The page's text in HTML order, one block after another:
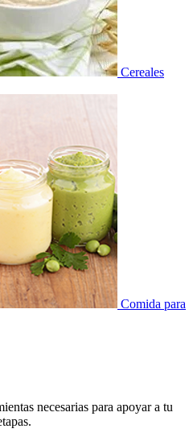
Cereales
Comida para
necesarias para apoyar a tu